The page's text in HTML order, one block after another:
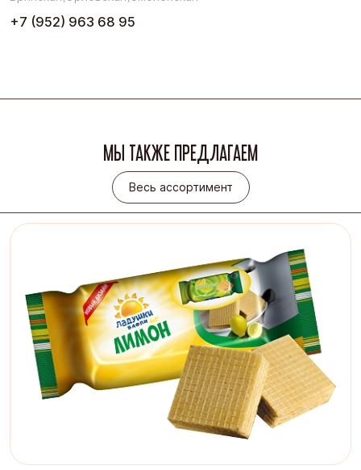
+7 (952) 963 68 95
МЫ ТАКЖЕ ПРЕДЛАГАЕМ
Весь ассортимент
Весь ассортимент